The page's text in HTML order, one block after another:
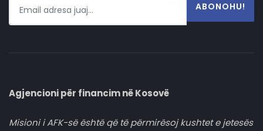
ABONOHU!
Agjencioni për financim në Kosovë
Misioni i AFK-së është që të përmirësoj kushtet e jetesës